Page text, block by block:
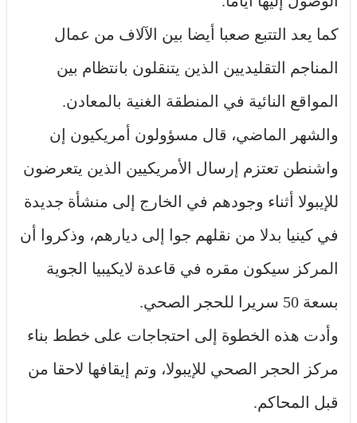
كما يعد التتبع صعبا أيضا بين الآلاف من عمال
المناجم التقليديين الذين يتنقلون بانتظام بين
المواقع النائية في المنطقة الغنية بالمعادن.
والشهر الماضي، قال مسؤولون أمريكيون إن
واشنطن تعتزم إرسال الأمريكيين الذين يتعرضون
للإيبولا أثناء وجودهم في الخارج إلى منشأة جديدة
في كينيا بدلا من نقلهم جوا إلى ديارهم، وذكروا أن
المركز سيكون مقره في قاعدة لايكيبيا الجوية
بسعة 50 سريرا للحجر الصحي.
وأدت هذه الخطوة إلى احتجاجات على خطط بناء
مركز الحجر الصحي للإيبولا، وتم إيقافها لاحقا من
قبل المحاكم.